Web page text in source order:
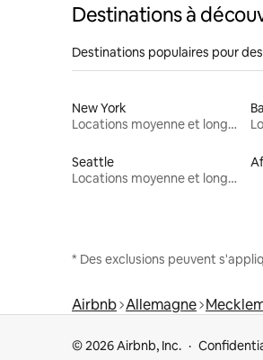
Destinations à
Destinations populaires pour
New York
Locations moyenne et longue durée
Seattle
Locations moyenne et longue durée
* Des exclusions peuvent
Airbnb Allemagne
© 2026 Airbnb, Inc.